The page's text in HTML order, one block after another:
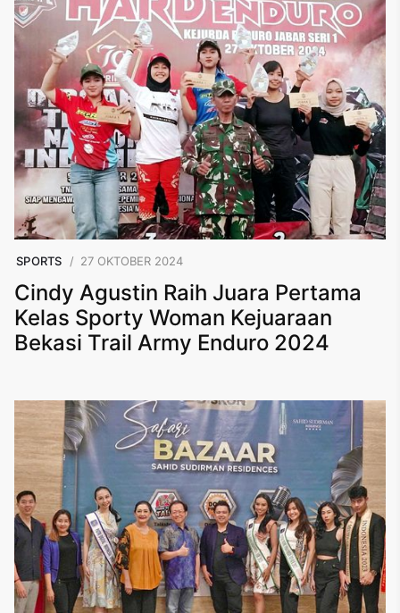
SPORTS 27 OKTOBER 2024
Cindy Agustin Raih Juara Pertama
Kelas Sporty Woman Kejuaraan
Bekasi Trail Army Enduro 2024